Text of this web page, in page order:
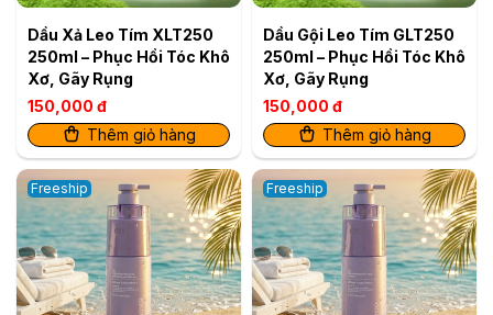
Dầu Xả Leo Tím XLT250
250ml – Phục Hồi Tóc Khô
Xơ, Gãy Rụng
150,000 đ
Thêm giỏ hàng
Dầu Gội Leo Tím GLT250
250ml – Phục Hồi Tóc Khô
Xơ, Gãy Rụng
150,000 đ
Thêm giỏ hàng
Freeship Freeship